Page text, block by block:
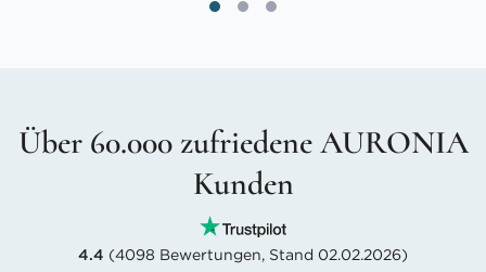
Über 60.000 zufriedene AURONIA
Kunden
4.4 (4098 Bewertungen, Stand 02.02.2026)